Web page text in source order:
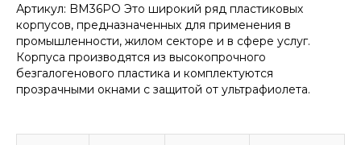
Артикул: BM36PO Это широкий ряд пластиковых
корпусов, предназначенных для применения в
промышленности, жилом секторе и в сфере услуг.
Корпуса производятся из высокопрочного
безгалогенового пластика и комплектуются
прозрачными окнами с защитой от ультрафиолета.